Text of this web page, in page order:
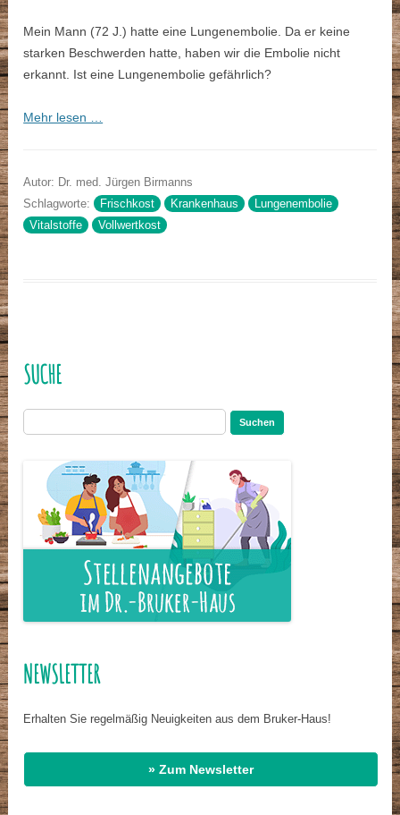
Mein Mann (72 J.) hatte eine Lungenembolie. Da er keine
starken Beschwerden hatte, haben wir die Embolie nicht
erkannt. Ist eine Lungenembolie gefährlich?
Mehr lesen …
Autor: Dr. med. Jürgen Birmanns
Schlagworte: Frischkost Krankenhaus
Lungenembolie
Vitalstoffe
Vollwertkost
SUCHE
nach:
NEWSLETTER
Erhalten Sie regelmäßig Neuigkeiten aus dem Bruker-Haus!
» Zum Newsletter